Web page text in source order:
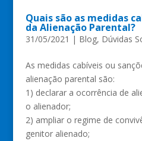
Quais são as medidas
da Alienação Parental?
31/05/2021 | Blog, Dúvidas
As medidas cabíveis ou
alienação parental são:
1) declarar a ocorrência de
o alienador;
2) ampliar o regime de
genitor alienado;